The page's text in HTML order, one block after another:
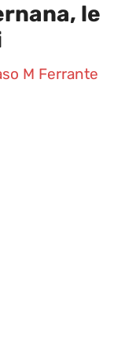
le
M Ferrante